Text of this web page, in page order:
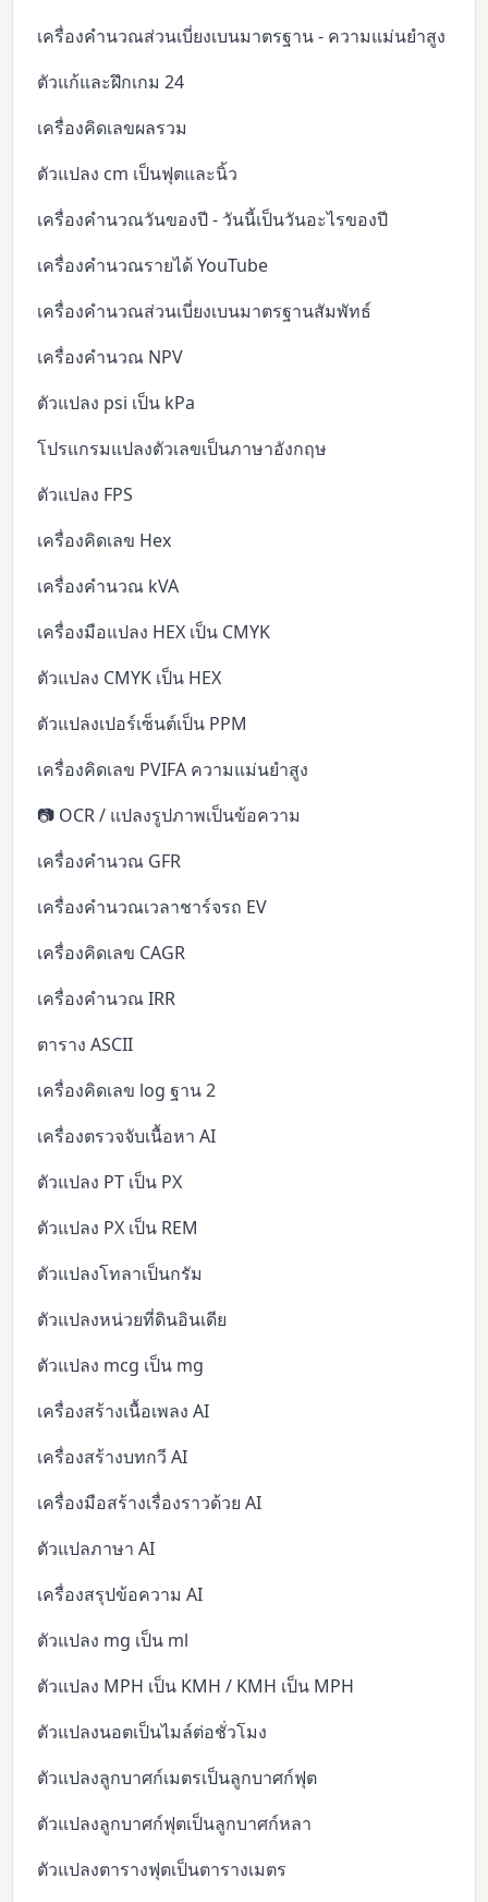
เครื่องคำนวณส่วนเบี่ยงเบนมาตรฐาน - ความแม่นยำสูง
ตัวแก้และฝึกเกม 24
เครื่องคิดเลขผลรวม
ตัวแปลง cm เป็นฟุตและนิ้ว
เครื่องคำนวณวันของปี - วันนี้เป็นวันอะไรของปี
เครื่องคำนวณรายได้ YouTube
เครื่องคำนวณส่วนเบี่ยงเบนมาตรฐานสัมพัทธ์
เครื่องคำนวณ NPV
ตัวแปลง psi เป็น kPa
โปรแกรมแปลงตัวเลขเป็นภาษาอังกฤษ
ตัวแปลง FPS
เครื่องคิดเลข Hex
เครื่องคำนวณ kVA
เครื่องมือแปลง HEX เป็น CMYK
ตัวแปลง CMYK เป็น HEX
ตัวแปลงเปอร์เซ็นต์เป็น PPM
เครื่องคิดเลข PVIFA ความแม่นยำสูง
📷 OCR / แปลงรูปภาพเป็นข้อความ
เครื่องคำนวณ GFR
เครื่องคำนวณเวลาชาร์จรถ EV
เครื่องคิดเลข CAGR
เครื่องคำนวณ IRR
ตาราง ASCII
เครื่องคิดเลข log ฐาน 2
เครื่องตรวจจับเนื้อหา AI
ตัวแปลง PT เป็น PX
ตัวแปลง PX เป็น REM
ตัวแปลงโทลาเป็นกรัม
ตัวแปลงหน่วยที่ดินอินเดีย
ตัวแปลง mcg เป็น mg
เครื่องสร้างเนื้อเพลง AI
เครื่องสร้างบทกวี AI
เครื่องมือสร้างเรื่องราวด้วย AI
ตัวแปลภาษา AI
เครื่องสรุปข้อความ AI
ตัวแปลง mg เป็น ml
ตัวแปลง MPH เป็น KMH / KMH เป็น MPH
ตัวแปลงนอตเป็นไมล์ต่อชั่วโมง
ตัวแปลงลูกบาศก์เมตรเป็นลูกบาศก์ฟุต
ตัวแปลงลูกบาศก์ฟุตเป็นลูกบาศก์หลา
ตัวแปลงตารางฟุตเป็นตารางเมตร